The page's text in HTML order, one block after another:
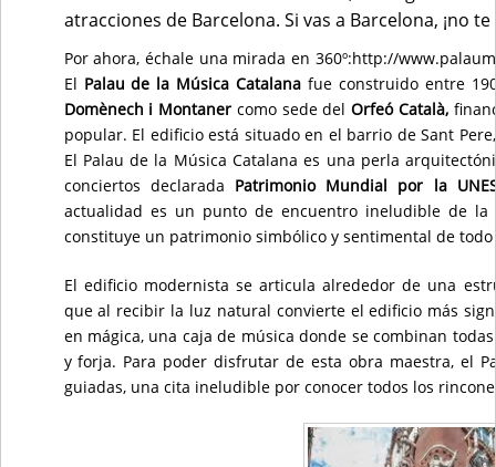
atracciones de Barcelona. Si vas a Barcelona, ¡no
Por ahora, échale una mirada en 360º:http://
El Palau de la Música Catalanafue construido entre
Domènech i Montaner como sede delOrfeó Català,
popular. El edificio está situado en el barrio de Sant
El Palau de la Música Catalana es una perla
conciertos declarada Patrimonio Mundial por la
actualidad es un punto de encuentro ineludible de
constituye un patrimonio simbólico y sentimental de
El edificio modernista se articula alrededor de una
que al recibir la luz natural convierte el edificio más
en mágica, una caja de música donde se combinan
y forja. Para poder disfrutar de esta obra maestra, el
guiadas, una cita ineludible por conocer todos los